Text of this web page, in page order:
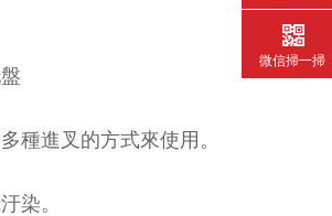
進叉的方式來使用。
。
微信掃一掃